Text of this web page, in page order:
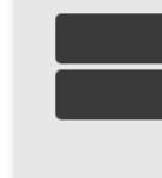
Bewusst
+43 664 51 87
PS: